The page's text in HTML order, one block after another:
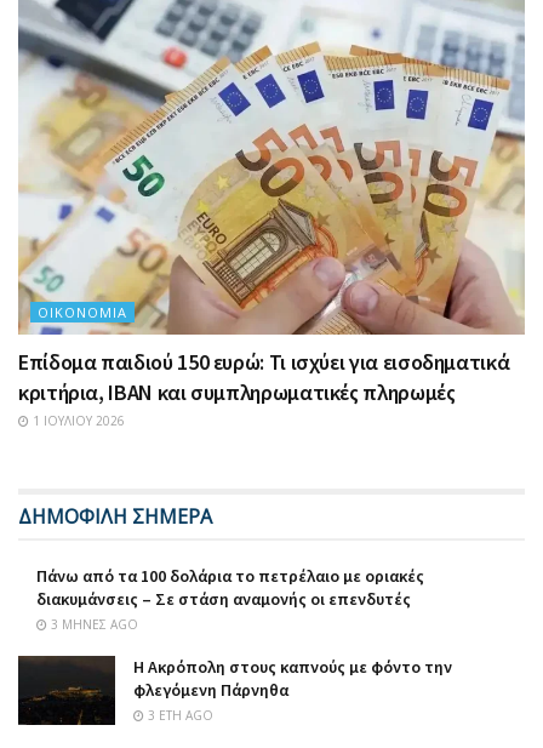
ΟΙΚΟΝΟΜΊΑ
Επίδομα παιδιού 150 ευρώ: Τι ισχύει για εισοδηματικά
κριτήρια, IBAN και συμπληρωματικές πληρωμές
1 ΙΟΥΛΊΟΥ 2026
ΔΗΜΟΦΙΛΗ ΣΗΜΕΡΑ
Πάνω από τα 100 δολάρια το πετρέλαιο με οριακές
διακυμάνσεις – Σε στάση αναμονής οι επενδυτές
3 ΜΉΝΕΣ AGO
Η Ακρόπολη στους καπνούς με φόντο την
φλεγόμενη Πάρνηθα
3 ΈΤΗ AGO